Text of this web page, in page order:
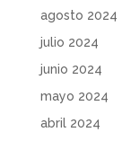
agosto 2024
julio 2024
junio 2024
mayo 2024
abril 2024